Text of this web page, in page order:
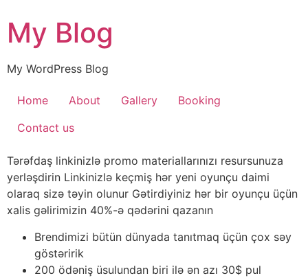
My Blog
My WordPress Blog
Home About Gallery
Booking
Contact us
Tərəfdaş linkinizlə promo materiallarınızı resursunuza
yerləşdirin Linkinizlə keçmiş hər yeni oyunçu daimi
olaraq sizə təyin olunur Gətirdiyiniz hər bir oyunçu üçün
xalis gəlirimizin 40%-ə qədərini qazanın
Brendimizi bütün dünyada tanıtmaq üçün çox səy
göstəririk
200 ödəniş üsulundan biri ilə ən azı 30$ pul